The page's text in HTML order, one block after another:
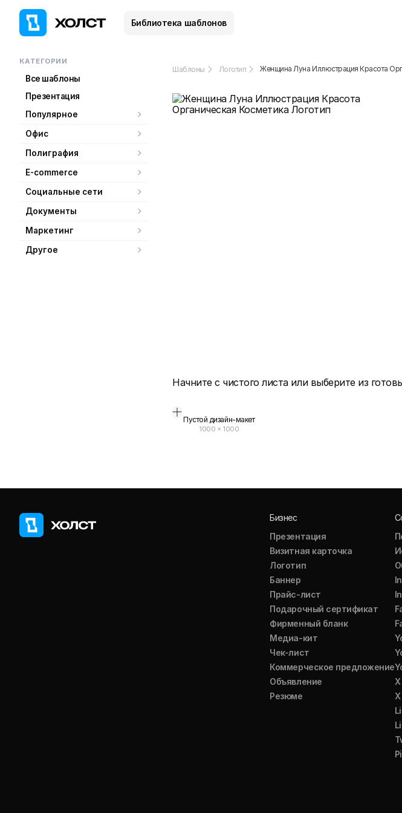
Библиотека шаблонов
КАТЕГОРИИ
Все шаблоны
Презентация
Популярное
Офис
Полиграфия
E-commerce
Социальные сети
Документы
Маркетинг
Другое
Шаблоны Логотип Женщина Луна Иллюстрация Красота
Начните с чистого листа или выберите из
Пустой дизайн-макет
1000 × 1000
Бизнес
Презентация
Визитная карточка
Логотип
Баннер
Прайс-лист
Подарочный сертификат
Фирменный бланк
Медиа-кит
Чек-лист
Коммерческое предложение
Объявление
Резюме